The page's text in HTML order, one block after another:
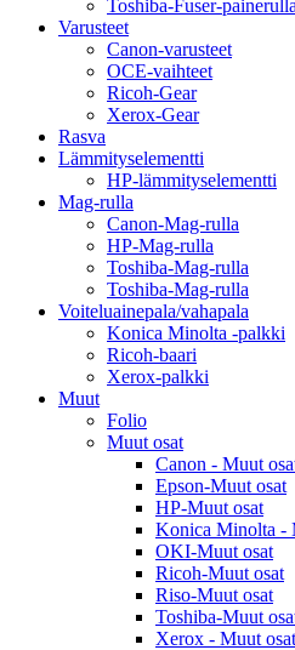
Toshiba-Fuser-painerulla
Varusteet
Canon-varusteet
OCE-vaihteet
Ricoh-Gear
Xerox-Gear
Rasva
Lämmityselementti
HP-lämmityselementti
Mag-rulla
Canon-Mag-rulla
HP-Mag-rulla
Toshiba-Mag-rulla
Toshiba-Mag-rulla
Voiteluainepala/vahapala
Konica Minolta -palkki
Ricoh-baari
Xerox-palkki
Muut
Folio
Muut osat
Canon - Muut
Epson-Muut osat
HP-Muut osat
Konica Minolta -
OKI-Muut osat
Ricoh-Muut osat
Riso-Muut osat
Toshiba-Muut
Xerox - Muut osat